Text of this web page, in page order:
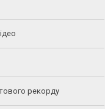
рекорду